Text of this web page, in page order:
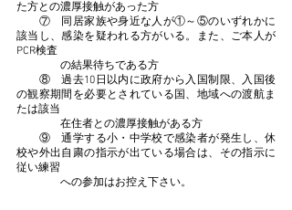
た方との濃厚接触があった方
⑦　同居家族や身近な人が①～⑤のいずれかに
該当し、感染を疑われる方がいる。また、ご本人が
PCR検査
の結果待ちである方
⑧　過去10日以内に政府から入国制限、入国後
の観察期間を必要とされている国、地域への渡航ま
たは該当
在住者との濃厚接触がある方
⑨　通学する小・中学校で感染者が発生し、休
校や外出自粛の指示が出ている場合は、その指示に
従い練習
への参加はお控え下さい。